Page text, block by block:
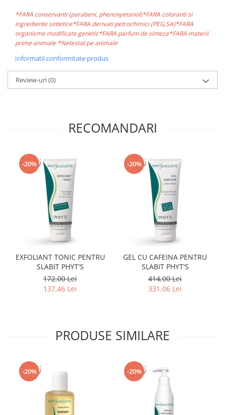
*FARA conservanti (parabeni, phenoxyetanol)*FARA coloranti si
ingrediente sintetice*FARA derivati petrochimici (PEG,SA)*FARA
organisme modificate genetic*FARA parfum de sinteza*FARA materii
prime animale *Netestat pe animale
Informatii conformitate produs
Review-uri(0)
RECOMANDARI
-20%
EXFOLIANT TONIC PENTRU
SLABIT PHYT'S
172,00 Lei
137,46 Lei
-20%
GEL CU CAFEINA PENTRU
SLABIT PHYT'S
414,00 Lei
331,06 Lei
PRODUSE SIMILARE
-20% -20%